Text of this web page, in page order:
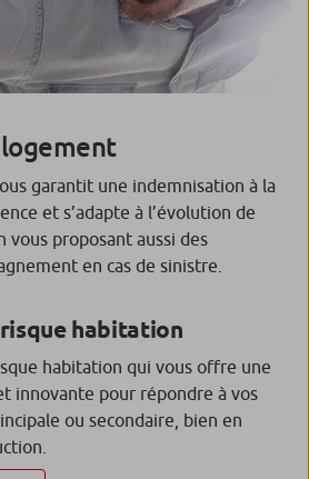
garantit une indemnisation à la
et s’adapte à l’évolution de
proposant aussi des
en cas de sinistre.
habitation
habitation qui vous offre une
innovante pour répondre à vos
ou secondaire, bien en